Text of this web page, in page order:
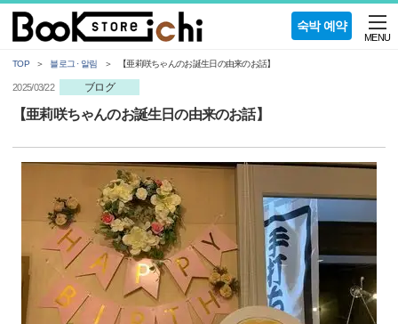
숙박 예약
MENU
TOP 블로그 · 알림 【亜莉咲ちゃんのお誕生日の由来のお話】
2025/03/22 ブログ
【亜莉咲ちゃんのお誕生日の由来のお話】